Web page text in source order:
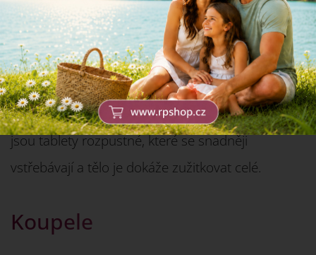
Tablety
Na našem trhu existuje velká spousta tablet
podporujících odkyselení organismu, určitě je z
čeho vybírat. Obecně ovšem platí, že vhodnější
jsou tablety rozpustné, které se snadněji
vstřebávají a tělo je dokáže zužitkovat celé.
Koupele